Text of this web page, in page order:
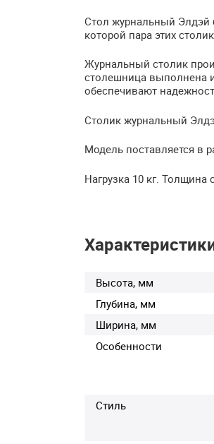
Стол журнальный Элдэй
которой пара этих
Журнальный столик
столешница выполнена
обеспечивают
Столик журнальный
Модель поставляется в
Нагрузка 10 кг.
Высота, мм
Глубина, мм
Ширина, мм
Особенности
Стиль